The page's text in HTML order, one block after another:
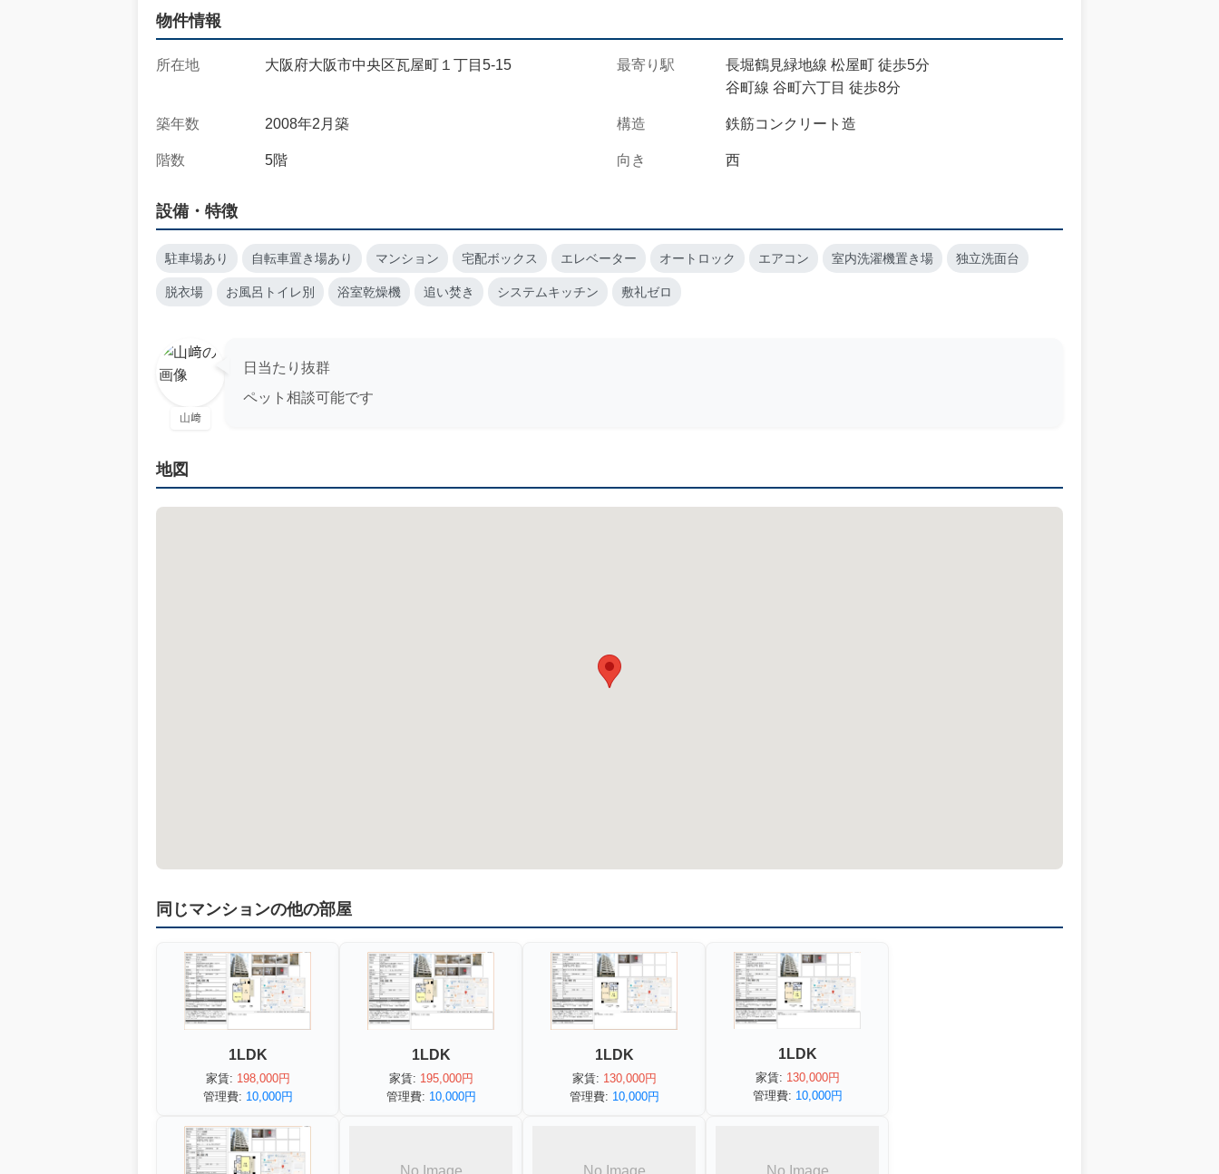
物件情報
所在地 大阪府大阪市中央区瓦屋町１丁目5-15 最寄り駅
長堀鶴見緑地線 松屋町 徒歩5分
谷町線 谷町六丁目 徒歩8分
築年数 2008年2月築 構造 鉄筋コンクリート造
階数 5階 向き 西
設備・特徴
駐車場あり 自転車置き場あり マンション 宅配ボックス エレベーター オートロック エアコン 室内洗濯機置き場 独立洗面台
脱衣場 お風呂トイレ別 浴室乾燥機 追い焚き システムキッチン 敷礼ゼロ
山﨑
日当たり抜群
ペット相談可能です
地図
同じマンションの他の部屋
1LDK
家賃: 198,000円
管理費: 10,000円
1LDK
家賃: 195,000円
管理費: 10,000円
1LDK
家賃: 130,000円
管理費: 10,000円
1LDK
家賃: 130,000円
管理費: 10,000円
No Image No Image No Image